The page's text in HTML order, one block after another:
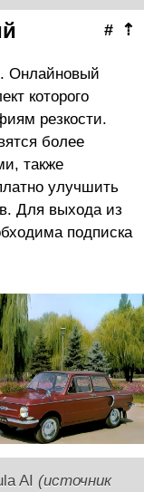
⇡
#
Онлайновый
которого
резкости.
более
также
улучшить
Для выхода из
подписка
AI (источник